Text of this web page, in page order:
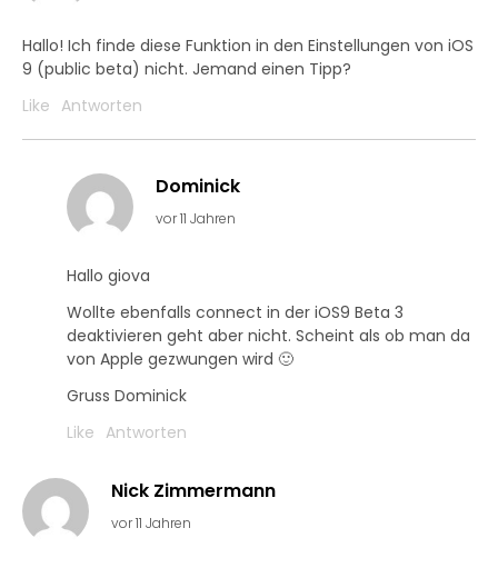
Hallo! Ich finde diese Funktion in den Einstellungen von iOS
9 (public beta) nicht. Jemand einen Tipp?
Like Antworten
Dominick
vor 11 Jahren
Hallo giova
Wollte ebenfalls connect in der iOS9 Beta 3
deaktivieren geht aber nicht. Scheint als ob man da
von Apple gezwungen wird 🙂
Gruss Dominick
Like Antworten
Nick Zimmermann
vor 11 Jahren